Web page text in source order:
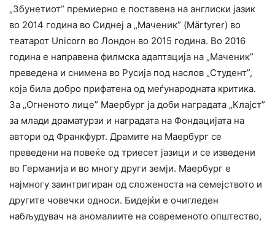
„Збунетиот” премиерно е поставена на англиски јазик
во 2014 година во Сиднеј а „Маченик” (Märtyrer) во
театарот Unicorn во Лондон во 2015 година. Во 2016
година е направена филмска адаптација на „Маченик”
преведена и снимена во Русија под наслов „Студент”,
која била добро прифатена од меѓународната критика.
За „Огненото лице” Маербург ја доби наградата „Клајст”
за млади драматурзи и наградата на Фондацијата на
автори од Франкфурт. Драмите на Маербург се
преведени на повеќе од триесет јазици и се изведени
во Германија и во многу други земји. Маербург е
најмногу заинтригиран од сложеноста на семејството и
другите човечки односи. Бидејќи е очигледен
набљудувач на аномалиите на современото општество,